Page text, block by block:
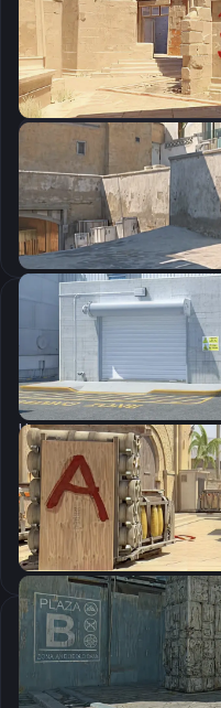
CSGO-jB6ko-vYYrb-
Настройки мыши
DPI:
Чувствительность мыши в
Чувствительность мыши в
Чувствительность мыши в
Ускорение мыши:
m_rawinput:
Настройки
Разрешение